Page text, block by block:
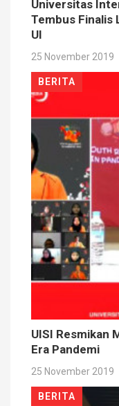
Universitas
Tembus Finalis
UI
25 November 2019
BERITA
UISI Resmikan
Era Pandemi
25 November 2019
BERITA